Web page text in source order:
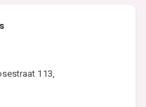
113,